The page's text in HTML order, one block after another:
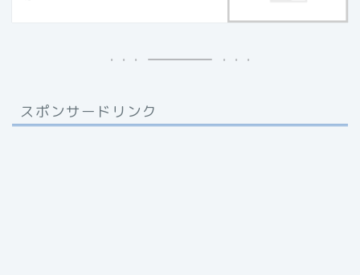
スポンサードリンク